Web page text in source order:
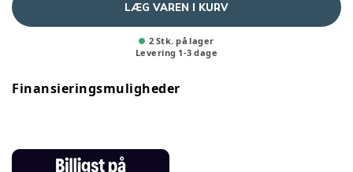
LÆG VAREN I KURV
2 Stk. på lager
Levering 1-3 dage
Finansieringsmuligheder